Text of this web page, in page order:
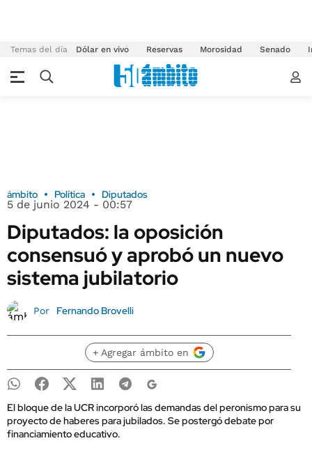
Temas del día Dólar en vivo Reservas Morosidad Senado
ámbito Política Diputados
5 de junio 2024 - 00:57
Diputados: la oposición
consensuó y aprobó un nuevo
sistema jubilatorio
Por Fernando Brovelli
+ Agregar ámbito en
El bloque de la UCR incorporó las demandas del peronismo para su
proyecto de haberes para jubilados. Se postergó debate por
financiamiento educativo.